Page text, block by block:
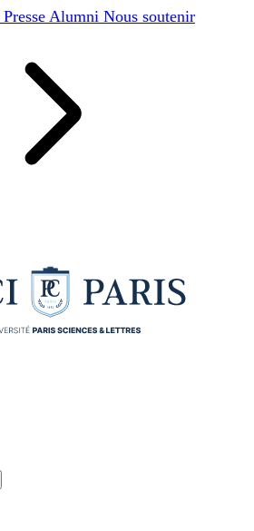
Presse Alumni Nous soutenir